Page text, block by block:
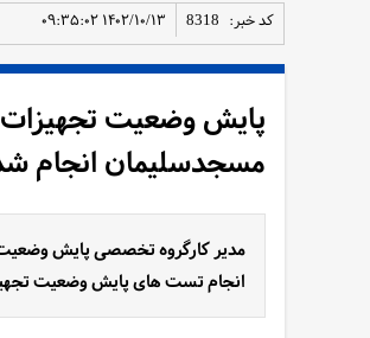
کد خبر: 8318 ۱۴۰۲/۱۰/۱۳ ۰۹:۳۵:۰۲
مسجدسلیمان انجام
مدیر کارگروه تخصصی پایش
انجام تست های پایش وضعیت